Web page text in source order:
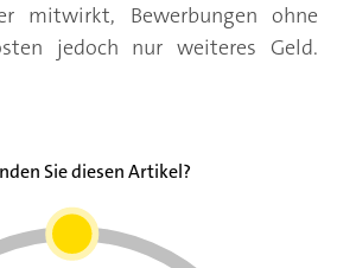
mitwirkt, Bewerbungen ohne
jedoch nur weiteres Geld.
Sie diesen Artikel?